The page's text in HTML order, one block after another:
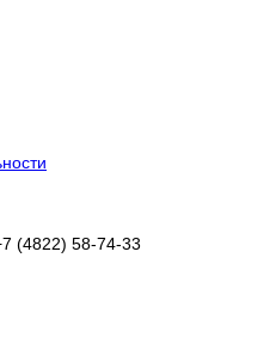
(4822) 58-74-33